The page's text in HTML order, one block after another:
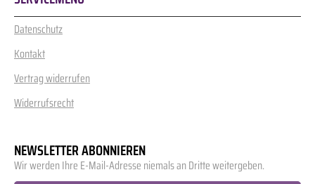
Datenschutz
Kontakt
Vertrag widerrufen
Widerrufsrecht
NEWSLETTER ABONNIEREN
Wir werden Ihre E-Mail-Adresse niemals an Dritte weitergeben.